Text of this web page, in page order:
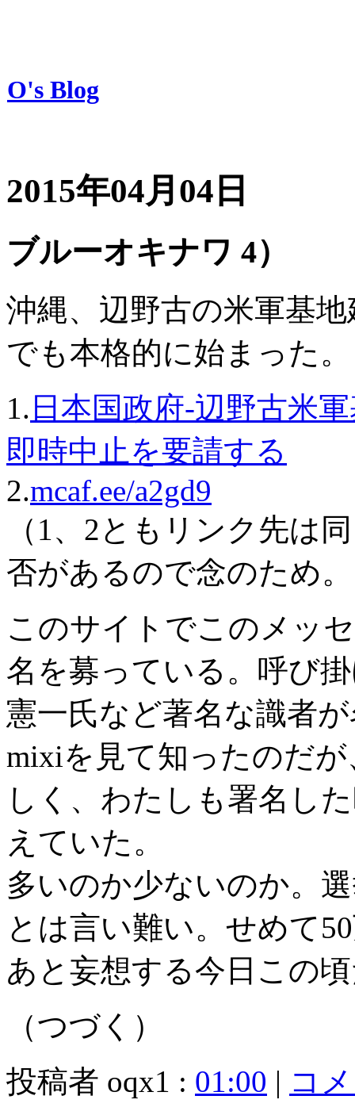
O's Blog
2015年04月04日
ブルーオキナワ 4）
沖縄、辺野古の米軍基
でも本格的に始まった。
1.日本国政府-辺野古米
即時中止を要請する
2.mcaf.ee/a2gd9
（1、2ともリンク先は
否があるので念のため
このサイトでこのメッ
名を募っている。呼び
憲一氏など著名な識者
mixiを見て知ったのだ
しく、わたしも署名し
えていた。
多いのか少ないのか。
とは言い難い。せめて
あと妄想する今日この
（つづく）
投稿者 oqx1 : 01:00 | コ